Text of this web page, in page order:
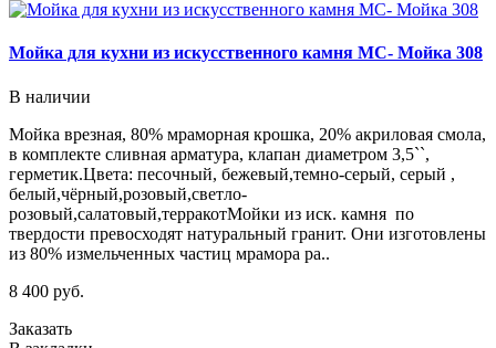
Мойка для кухни из искусственного камня МС- Мойка 308
В наличии
Мойка врезная, 80% мраморная крошка, 20% акриловая смола,
в комплекте сливная арматура, клапан диаметром 3,5``,
герметик.Цвета: песочный, бежевый,темно-серый, серый ,
белый,чёрный,розовый,светло-
розовый,салатовый,терракотМойки из иск. камня по
твердости превосходят натуральный гранит. Они изготовлены
из 80% измельченных частиц мрамора ра..
8 400 руб.
Заказать